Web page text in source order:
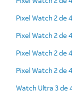
Pixel Watch 2 de
Pixel Watch 2 de
Pixel Watch 2 de
Pixel Watch 2 de
Watch Ultra 3 de